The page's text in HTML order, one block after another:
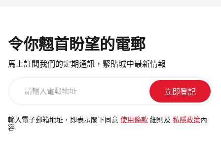
令你翹首盼望的電郵
馬上訂閱我們的定期通訊，緊貼城中最新情報
電
郵
輸入電子郵箱地址，即表示閣下同意 使用條款 細則及 私隱政策 內
容